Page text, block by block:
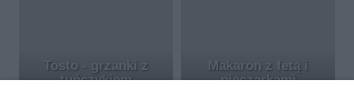
Tosto - grzanki z
tuńczykiem
Makaron z fetą i
pieczarkami